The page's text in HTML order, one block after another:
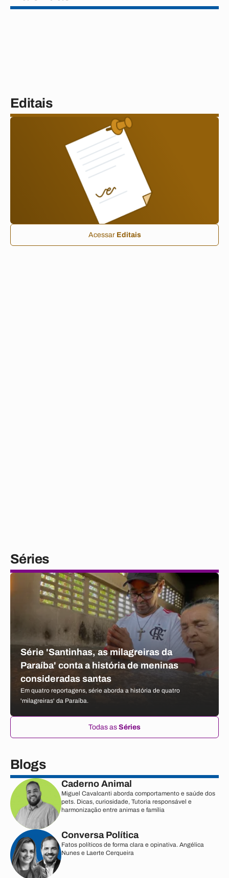
Editais
Acessar Editais
Séries
Série 'Santinhas, as milagreiras da
Paraíba' conta a história de meninas
consideradas santas
Em quatro reportagens, série aborda a história de quatro
'milagreiras' da Paraíba.
Todas as Séries
Blogs
Caderno Animal
Miguel Cavalcanti aborda comportamento e saúde dos
pets. Dicas, curiosidade, Tutoria responsável e
harmonização entre animas e família
Conversa Política
Fatos políticos de forma clara e opinativa. Angélica
Nunes e Laerte Cerqueira